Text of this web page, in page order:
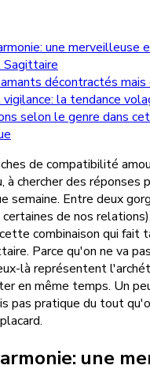
une merveilleuse
Sagittaire
décontractés mais
la tendance
selon le genre dans
de compatibilité
à chercher des réponses
semaine. Entre deux
de nos
combinaison qui fait
Parce qu'on ne va
là représentent
en même temps. Un
pas pratique du tout
une